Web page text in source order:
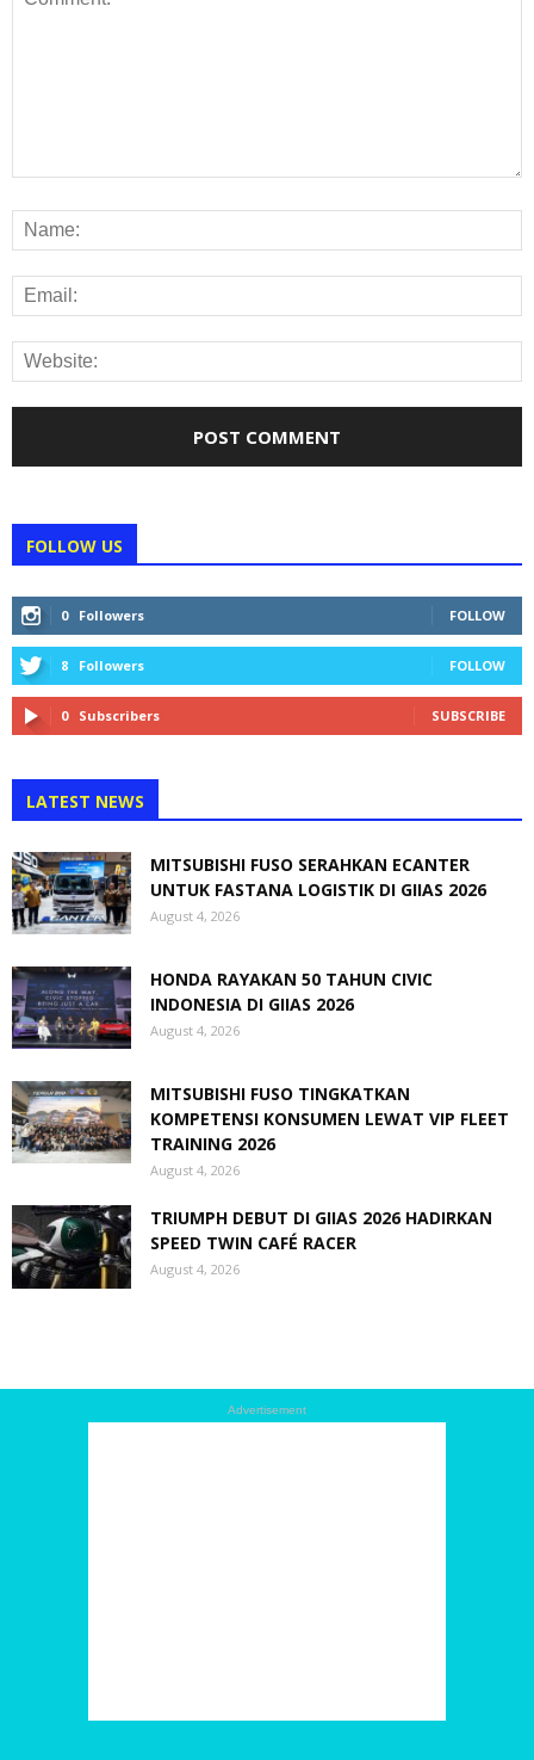
FOLLOW US
0 Followers FOLLOW
8 Followers FOLLOW
0 Subscribers SUBSCRIBE
LATEST NEWS
MITSUBISHI FUSO SERAHKAN ECANTER
UNTUK FASTANA LOGISTIK DI GIIAS 2026
August 4, 2026
HONDA RAYAKAN 50 TAHUN CIVIC
INDONESIA DI GIIAS 2026
August 4, 2026
MITSUBISHI FUSO TINGKATKAN
KOMPETENSI KONSUMEN LEWAT VIP FLEET
TRAINING 2026
August 4, 2026
TRIUMPH DEBUT DI GIIAS 2026 HADIRKAN
SPEED TWIN CAFÉ RACER
August 4, 2026
Advertisement